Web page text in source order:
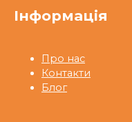
Інформація
Про нас
Контакти
Блог